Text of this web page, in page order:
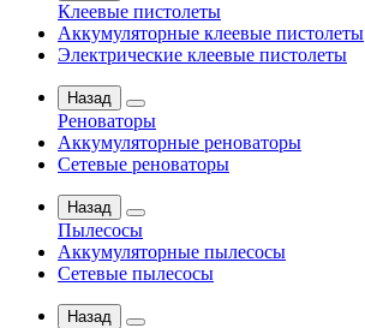
Клеевые пистолеты
Аккумуляторные клеевые пистолеты
Электрические клеевые пистолеты
Назад
Реноваторы
Аккумуляторные реноваторы
Сетевые реноваторы
Назад
Пылесосы
Аккумуляторные пылесосы
Сетевые пылесосы
Назад